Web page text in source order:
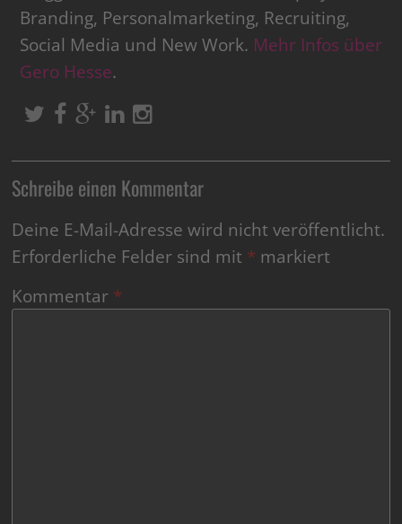
Branding, Personalmarketing, Recruiting,
Social Media und New Work. Mehr Infos über
Gero Hesse.
Schreibe einen Kommentar
Deine E-Mail-Adresse wird nicht veröffentlicht.
Erforderliche Felder sind mit * markiert
Kommentar *